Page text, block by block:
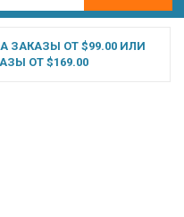
ЗАКАЗЫ ОТ $99.00 ИЛИ
ОТ $169.00